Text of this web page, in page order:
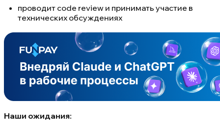
проводит code review и принимать участие в
технических обсуждениях
Наши ожидания: